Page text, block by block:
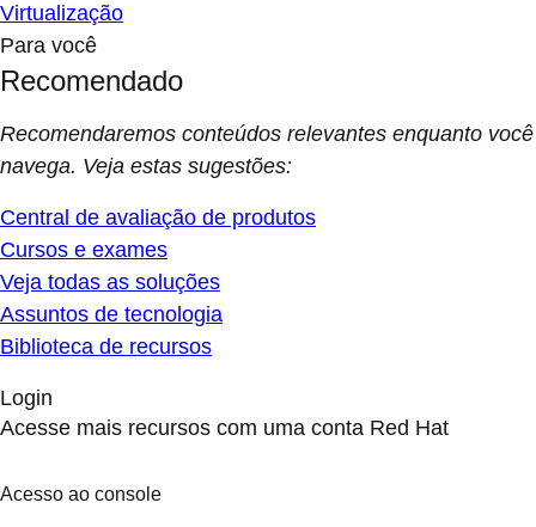
Virtualização
Para você
Recomendado
Recomendaremos conteúdos relevantes enquanto você
navega. Veja estas sugestões:
Central de avaliação de produtos
Cursos e exames
Veja todas as soluções
Assuntos de tecnologia
Biblioteca de recursos
Login
Acesse mais recursos com uma conta Red Hat
Acesso ao console